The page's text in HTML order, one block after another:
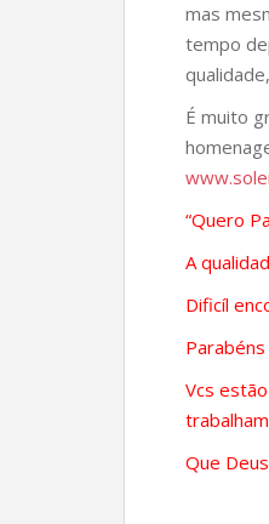
mas
tempo
É muito
“Quero
A
Dificíl
Vcs
Que